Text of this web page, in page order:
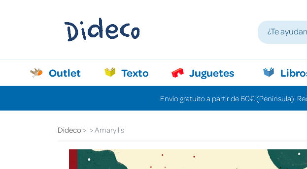
Outlet Texto Juguetes
Envío gratuito a partir de 60€ (Península).
Dideco Amaryllis